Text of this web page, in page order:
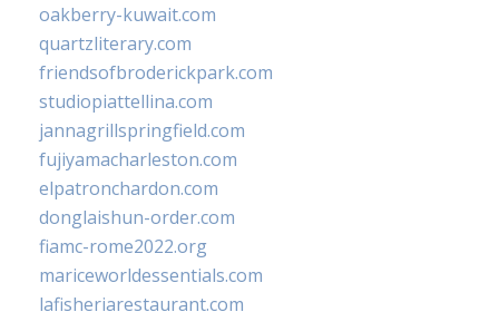
oakberry-kuwait.com
quartzliterary.com
friendsofbroderickpark.com
studiopiattellina.com
jannagrillspringfield.com
fujiyamacharleston.com
elpatronchardon.com
donglaishun-order.com
fiamc-rome2022.org
mariceworldessentials.com
lafisheriarestaurant.com